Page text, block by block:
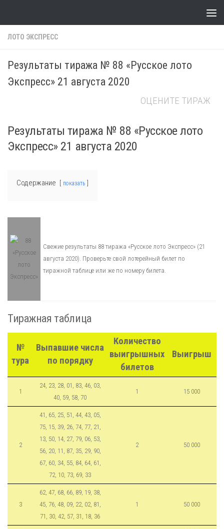
ЛОТО ЭКСПРЕСС
Результаты тиража № 88 «Русское лото
Экспресс» 21 августа 2020
ОЦЕНИТЕ ТИРАЖ
Результаты тиража № 88 «Русское лото
Экспресс» 21 августа 2020
Содержание показать
Свежие результаты 88 тиража «Русское лото Экспресс» (21
августа 2020). Проверьте свой лотерейный билет по
тиражной таблице или же по номеру билета.
Тиражная таблица
№
тура
Выпавшие числа
по порядку
Количество
выигрышных
билетов
Выигрыш
1
24, 23, 28, 01, 83, 46, 03,
40, 59, 58, 70
1 15 000
2
41, 65, 25, 51, 44, 43, 05,
75, 15, 39, 26, 74, 77, 21,
13, 50, 14, 27, 79, 06, 53,
56, 20, 11, 87, 35, 29, 90,
67, 60, 34, 55, 84, 64, 61,
72, 10, 73, 69, 33
2 50 000
3
62, 47, 68, 66, 89, 19, 38,
45, 76, 48, 09, 22, 02, 81,
71, 30, 42, 57, 31, 18, 36
1 50 000